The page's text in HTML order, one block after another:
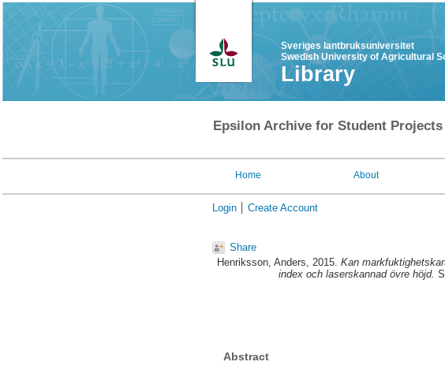
Sveriges lantbruksuniversitet
Swedish University of Agricultural
Library
Epsilon Archive for Student Projects
Home About
Login Create Account
Share
Henriksson, Anders, 2015. Kan
index och laserskannad övre höjd.
Abstract